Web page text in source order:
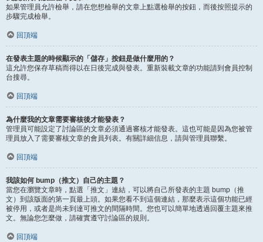
如果管理員允許檢舉，請在您想檢舉的文章上點選檢舉的按鈕，而後按照提示的
步驟完成檢舉。
回頂端
在發表主題的時候顯示的「儲存」按鈕是做什麼用的？
這允許您保存草稿而得以在日後完成與發表。重新裝載文章的功能請到會員控制
台搜尋。
回頂端
為什麼我的文章需要審核後才能發表？
管理員可能設定了討論區的文章必須通過審核才能發表。這也可能是因為您被管
理員放入了需要審核文章的會員列表。有關詳細信息，請與管理員聯繫。
回頂端
我該如何 bump（推文）自己的主題？
當您在瀏覽文章時，點選「推文」連結，可以將自己所發表的主題 bump（推
文）到該版面的第一頁最上頭。如果您看不到這個連結，那麼表示這個功能已經
被停用，或者是尚未到達可推文的間隔時間。您也可以簡單地透過回覆主題來推
文。無論您怎麼做，請確實遵守討論區的規則。
回頂端